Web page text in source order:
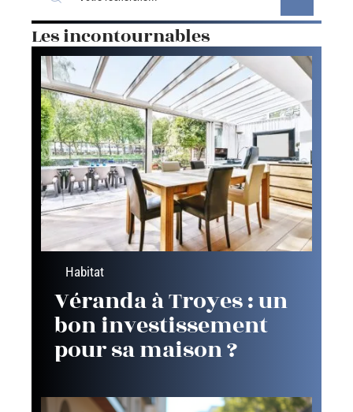
Les incontournables
Habitat
Véranda à Troyes : un
bon investissement
pour sa maison ?